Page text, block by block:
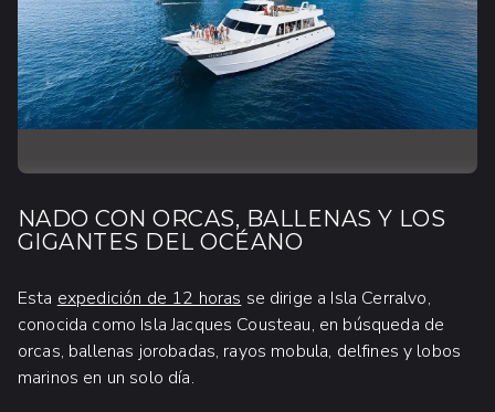
NADO CON ORCAS, BALLENAS Y LOS
GIGANTES DEL OCÉANO
Esta expedición de 12 horas se dirige a Isla Cerralvo,
conocida como Isla Jacques Cousteau, en búsqueda de
orcas, ballenas jorobadas, rayos mobula, delfines y lobos
marinos en un solo día.